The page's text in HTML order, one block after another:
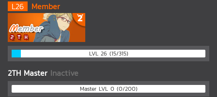
L26 Member
LVL 26 (15/315)
2TH Master Inactive
Master LVL 0 (0/200)